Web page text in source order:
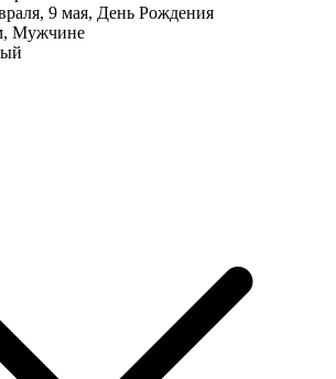
9 мая, День Рождения
Мужчине